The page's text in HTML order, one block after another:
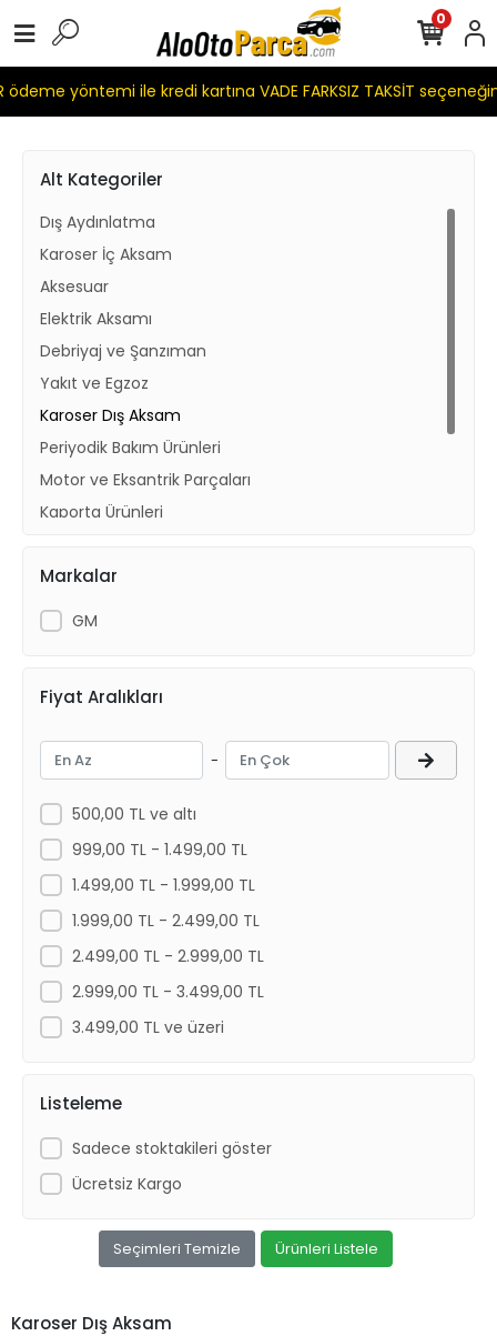
ödeme yöntemi ile kredi kartına VADE FARKSIZ TAKSİT
0
Alt Kategoriler
Dış Aydınlatma
Karoser İç Aksam
Aksesuar
Elektrik Aksamı
Debriyaj ve Şanzıman
Yakıt ve Egzoz
Karoser Dış Aksam
Periyodik Bakım Ürünleri
Motor ve Eksantrik Parçaları
Kaporta Ürünleri
Fren Balata ve Diski
Radyatör ve Fan Motorları
Markalar
GM
Fiyat Aralıkları
-
500,00 TL ve altı
999,00 TL - 1.499,00 TL
1.499,00 TL - 1.999,00 TL
1.999,00 TL - 2.499,00 TL
2.499,00 TL - 2.999,00 TL
2.999,00 TL - 3.499,00 TL
3.499,00 TL ve üzeri
Listeleme
Sadece stoktakileri göster
Ücretsiz Kargo
Seçimleri Temizle Ürünleri Listele
Karoser Dış Aksam